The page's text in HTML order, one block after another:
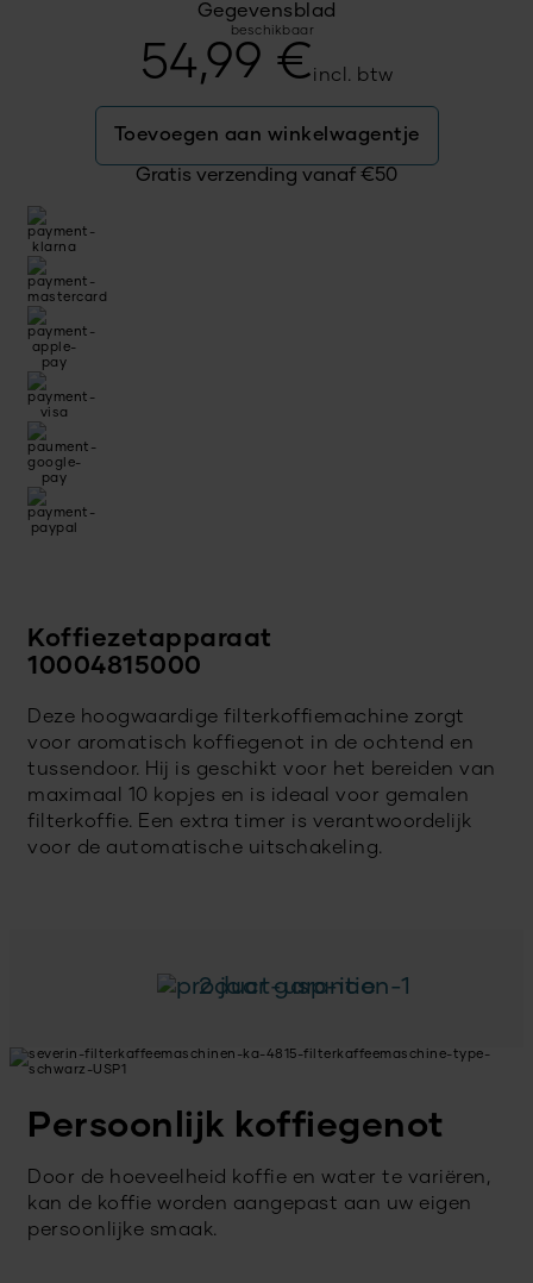
Gegevensblad
beschikbaar
54,99 €incl. btw
Toevoegen aan winkelwagentje
Gratis verzending vanaf €50
Koffiezetapparaat
10004815000
Deze hoogwaardige filterkoffiemachine zorgt
voor aromatisch koffiegenot in de ochtend en
tussendoor. Hij is geschikt voor het bereiden van
maximaal 10 kopjes en is ideaal voor gemalen
filterkoffie. Een extra timer is verantwoordelijk
voor de automatische uitschakeling.
2 jaar garantie
Persoonlijk koffiegenot
Door de hoeveelheid koffie en water te variëren,
kan de koffie worden aangepast aan uw eigen
persoonlijke smaak.